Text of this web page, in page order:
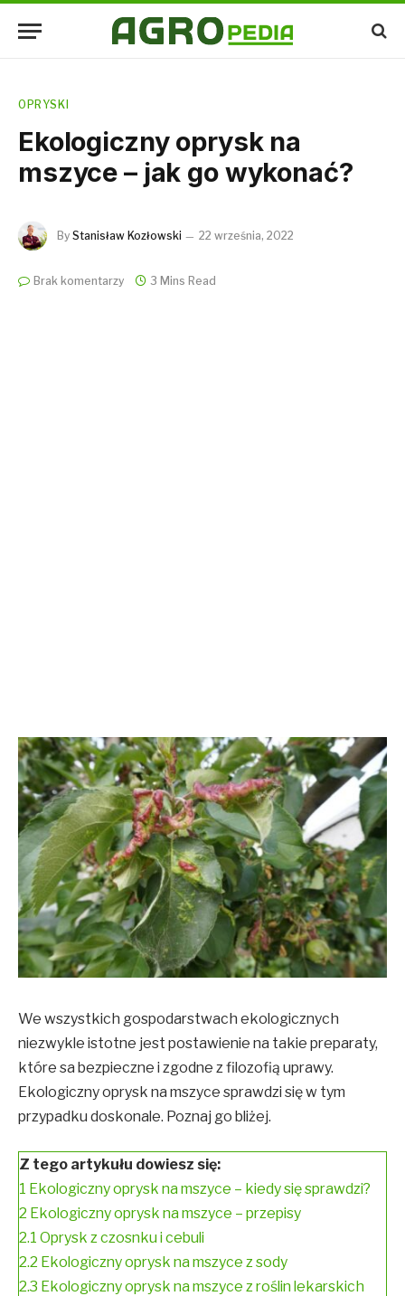
OPRYSKI
Ekologiczny oprysk na
mszyce – jak go wykonać?
By Stanisław Kozłowski 22 września, 2022
Brak komentarzy 3 Mins Read
We wszystkich gospodarstwach ekologicznych
niezwykle istotne jest postawienie na takie preparaty,
które sa bezpieczne i zgodne z filozofią uprawy.
Ekologiczny oprysk na mszyce sprawdzi się w tym
przypadku doskonale. Poznaj go bliżej.
Z tego artykułu dowiesz się:
1 Ekologiczny oprysk na mszyce – kiedy się sprawdzi?
2 Ekologiczny oprysk na mszyce – przepisy
2.1 Oprysk z czosnku i cebuli
2.2 Ekologiczny oprysk na mszyce z sody
2.3 Ekologiczny oprysk na mszyce z roślin lekarskich